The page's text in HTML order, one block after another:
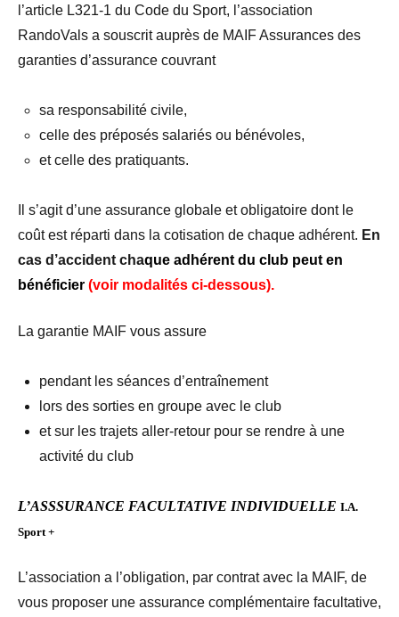
l’article L321-1 du Code du Sport, l’association
RandoVals a souscrit auprès de MAIF Assurances des
garanties d’assurance couvrant
sa responsabilité civile,
celle des préposés salariés ou bénévoles,
et celle des pratiquants.
Il s’agit d’une assurance globale et obligatoire dont le
coût est réparti dans la cotisation de chaque adhérent. En
cas d’accident chaque adhérent du club peut en
bénéficier (voir modalités ci-dessous).
La garantie MAIF vous assure
pendant les séances d’entraînement
lors des sorties en groupe avec le club
et sur les trajets aller-retour pour se rendre à une
activité du club
L’ASSSURANCE FACULTATIVE INDIVIDUELLE I.A.
Sport +
L’association a l’obligation, par contrat avec la MAIF, de
vous proposer une assurance complémentaire facultative,